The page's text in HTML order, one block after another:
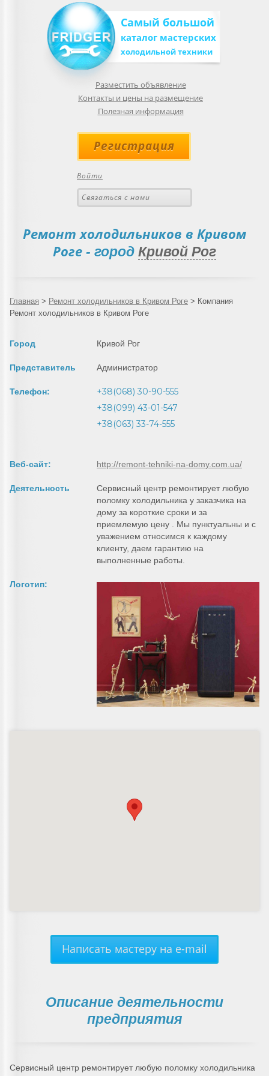
Самый большой
каталог мастерских
холодильной техники
Разместить объявление
Контакты и цены на размещение
Полезная информация
Регистрация
Войти
Связаться с нами
Ремонт холодильников в Кривом
Роге - город Кривой Рог
Главная > Ремонт холодильников в Кривом Роге > Компания
Ремонт холодильников в Кривом Роге
Город Кривой Рог
Представитель Администратор
Телефон:
+38(068) 30-90-555
+38(099) 43-01-547
+38(063) 33-74-555
Веб-сайт: http://remont-tehniki-na-domy.com.ua/
Деятельность
Сервисный центр ремонтирует любую
поломку холодильника у заказчика на
дому за короткие сроки и за
приемлемую цену . Мы пунктуальны и с
уважением относимся к каждому
клиенту, даем гарантию на
выполненные работы.
Логотип:
Написать мастеру на e-mail
Описание деятельности
предприятия
Сервисный центр ремонтирует любую поломку холодильника